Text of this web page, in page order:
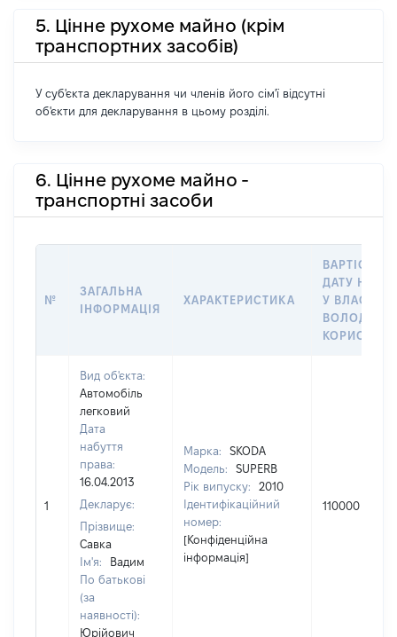
5. Цінне рухоме майно (крім
транспортних засобів)
У суб'єкта декларування чи членів його сім'ї відсутні
об'єкти для декларування в цьому розділі.
6. Цінне рухоме майно -
транспортні засоби
№
ЗАГАЛЬНА
ІНФОРМАЦІЯ
ХАРАКТЕРИСТИКА
ВАРТІСТЬ
ДАТУ
У
1
Вид об'єкта:
Автомобіль
легковий
Дата
набуття
права:
16.04.2013
Декларує:
Прізвище:
Савка
Ім'я:
Вадим
По батькові
(за
наявності):
Юрійович
Марка:
SKODA
Модель:
SUPERB
Рік випуску:
2010
Ідентифікаційний
номер:
[Конфіденційна
інформація]
110000